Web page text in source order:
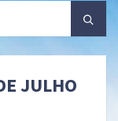
JULHO